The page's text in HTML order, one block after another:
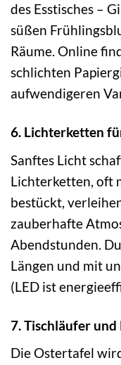
des Esstisches –
süßen
Räume. Online
schlichten
aufwendigeren
6. Lichterketten
Sanftes Licht
Lichterketten, oft
bestückt,
zauberhafte
Abendstunden.
Längen und mit
(LED ist
7. Tischläufer
Die Ostertafel